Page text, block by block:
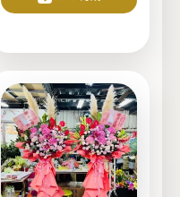
頁
選
項
產
品
有
多
種